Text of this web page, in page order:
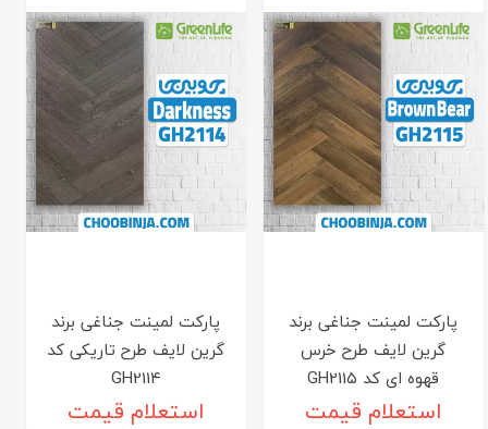
پارکت لمینت جناغی برند
گرین لایف طرح خرس
قهوه ای کد GH211۵
استعلام قیمت
پارکت لمینت جناغی برند
گرین لایف طرح تاریکی کد
GH211۴
استعلام قیمت